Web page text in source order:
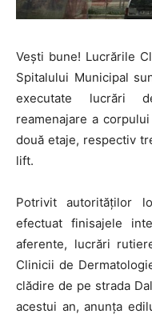
Vești bune! Lucrările
Spitalului Municipal
executate lucrări
reamenajare a
două etaje, respectiv
lift.
Potrivit autorităților
efectuat finisajele
aferente, lucrări
Clinicii de
clădire de pe strada
acestui an, anunța